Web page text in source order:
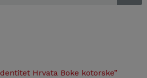
Hrvata Boke kotorske”